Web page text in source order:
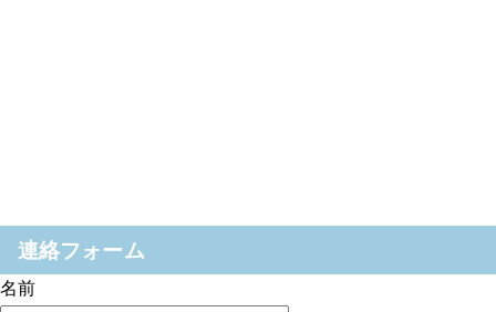
連絡フォーム
名前